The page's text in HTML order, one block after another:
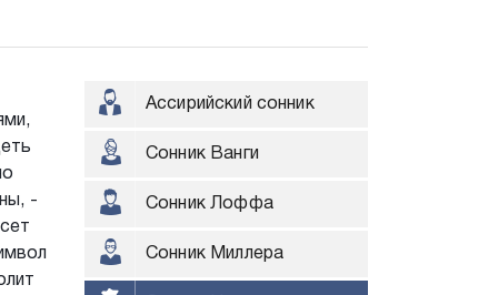
-
Ассирийский сонник
Сонник Ванги
Сонник Лоффа
Сонник Миллера